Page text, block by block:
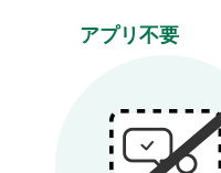
アプリ不要